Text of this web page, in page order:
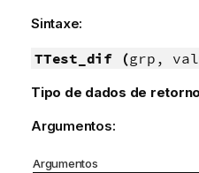
Sintaxe:
TTest_dif (grp,
Tipo de dados de
Argumentos:
Argumentos